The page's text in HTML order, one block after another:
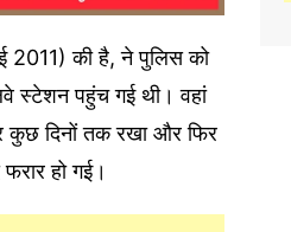
2011) की है, ने पुलिस को
स्टेशन पहुंच गई थी। वहां
कुछ दिनों तक रखा और फिर
हो गई।